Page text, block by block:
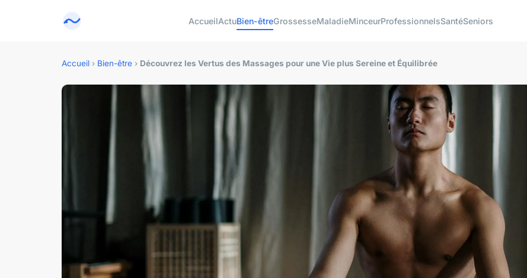
AccueilActuBien-êtreGrossesseMaladieMinceurProfessionnelsSantéSeniors
Accueil › Bien-être › Découvrez les Vertus des Massages pour une Vie plus Sereine et Équilibrée